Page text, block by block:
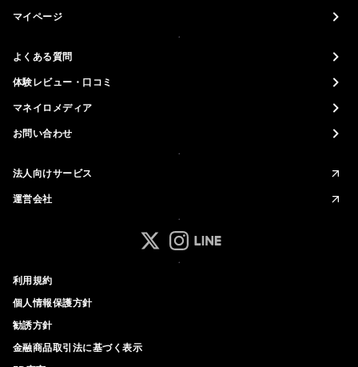
マイページ
よくある質問
体験レビュー・口コミ
マネイロメディア
お問い合わせ
法人向けサービス
運営会社
マネイロ公式 Xアカウント
マネイロ公式 Instagramアカウ
マネイロ公式 LINEアカウ
利用規約
個人情報保護方針
勧誘方針
金融商品取引法に基づく表示